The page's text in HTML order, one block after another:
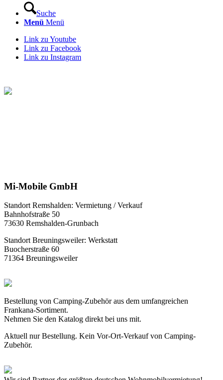
Suche
Menü Menü
Link zu Youtube
Link zu Facebook
Link zu Instagram
Mi-Mobile GmbH
Standort Remshalden: Vermietung / Verkauf
Bahnhofstraße 50
73630 Remshalden-Grunbach
Standort Breuningsweiler: Werkstatt
Buocherstraße 60
71364 Breuningsweiler
Bestellung von Camping-Zubehör aus dem umfangreichen
Frankana-Sortiment.
Nehmen Sie den Katalog direkt bei uns mit.
Aktuell nur Bestellung. Kein Vor-Ort-Verkauf von Camping-
Zubehör.